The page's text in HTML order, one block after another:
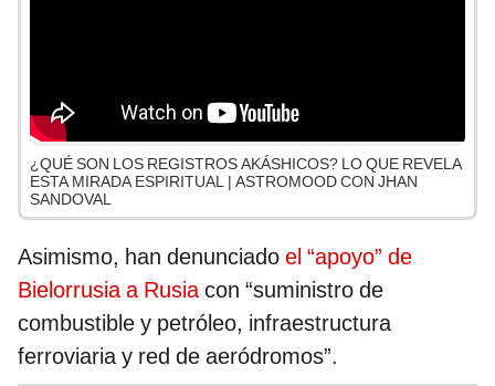
¿QUÉ SON LOS REGISTROS AKÁSHICOS? LO QUE REVELA
ESTA MIRADA ESPIRITUAL | ASTROMOOD CON JHAN
SANDOVAL
Asimismo, han denunciado el “apoyo” de
Bielorrusia a Rusiacon “suministro de
combustible y petróleo, infraestructura
ferroviaria y red de aeródromos”.